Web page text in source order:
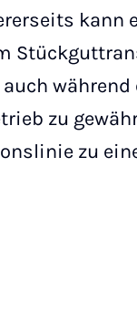
kann
auch
zu
zu